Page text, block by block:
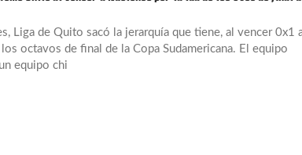
Liga de Quito sacó la jerarquía que tiene, al vencer 0x1
octavos de final de la Copa Sudamericana. El equipo
equipo chi